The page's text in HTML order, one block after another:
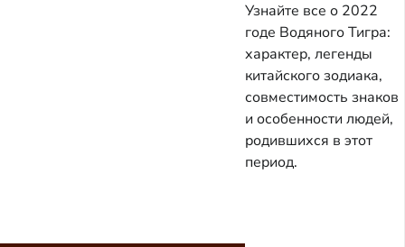
Узнайте все о 2022
годе Водяного Тигра:
характер, легенды
китайского зодиака,
совместимость знаков
и особенности людей,
родившихся в этот
период.